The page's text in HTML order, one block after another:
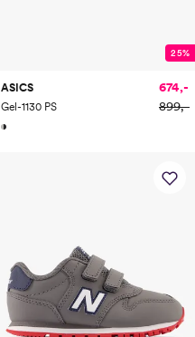
25%
ASICS
Gel-1130 PS
674,-
899,-